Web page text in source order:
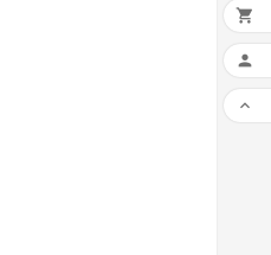


